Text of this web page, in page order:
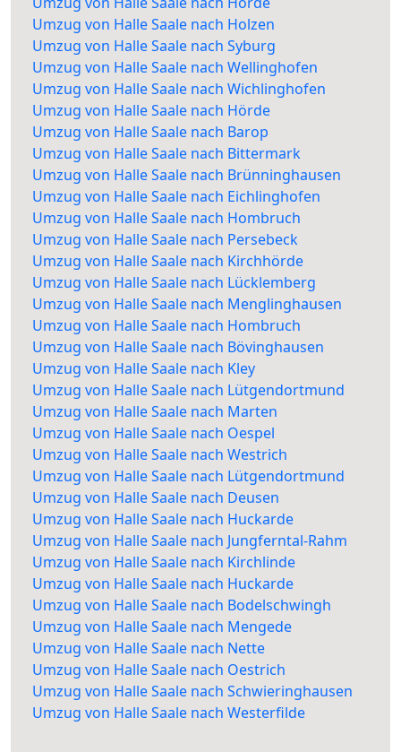
Umzug von Halle Saale nach Holzen
Umzug von Halle Saale nach Syburg
Umzug von Halle Saale nach Wellinghofen
Umzug von Halle Saale nach Wichlinghofen
Umzug von Halle Saale nach Hörde
Umzug von Halle Saale nach Barop
Umzug von Halle Saale nach Bittermark
Umzug von Halle Saale nach Brünninghausen
Umzug von Halle Saale nach Eichlinghofen
Umzug von Halle Saale nach Hombruch
Umzug von Halle Saale nach Persebeck
Umzug von Halle Saale nach Kirchhörde
Umzug von Halle Saale nach Lücklemberg
Umzug von Halle Saale nach Menglinghausen
Umzug von Halle Saale nach Hombruch
Umzug von Halle Saale nach Bövinghausen
Umzug von Halle Saale nach Kley
Umzug von Halle Saale nach Lütgendortmund
Umzug von Halle Saale nach Marten
Umzug von Halle Saale nach Oespel
Umzug von Halle Saale nach Westrich
Umzug von Halle Saale nach Lütgendortmund
Umzug von Halle Saale nach Deusen
Umzug von Halle Saale nach Huckarde
Umzug von Halle Saale nach Jungferntal-Rahm
Umzug von Halle Saale nach Kirchlinde
Umzug von Halle Saale nach Huckarde
Umzug von Halle Saale nach Bodelschwingh
Umzug von Halle Saale nach Mengede
Umzug von Halle Saale nach Nette
Umzug von Halle Saale nach Oestrich
Umzug von Halle Saale nach Schwieringhausen
Umzug von Halle Saale nach Westerfilde